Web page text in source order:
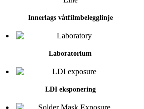
Innerlags våtfilmbelegglinje
Laboratorium
LDI eksponering